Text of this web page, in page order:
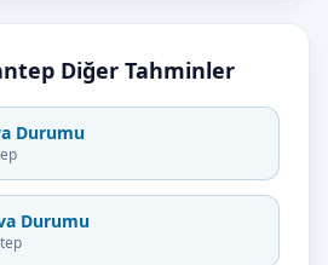
Diğer Tahminler
Durumu
Durumu